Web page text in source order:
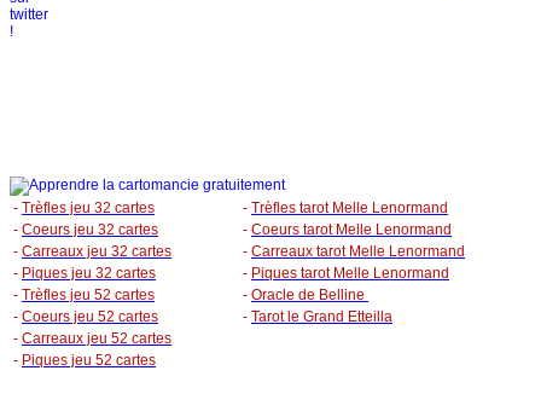
- Trèfles jeu 32 cartes - Trèfles tarot Melle Lenormand
- Coeurs jeu 32 cartes - Coeurs tarot Melle Lenormand
- Carreaux jeu 32 cartes - Carreaux tarot Melle Lenormand
- Piques jeu 32 cartes - Piques tarot Melle Lenormand
- Trèfles jeu 52 cartes - Oracle de Belline
- Coeurs jeu 52 cartes - Tarot le Grand Etteilla
- Carreaux jeu 52 cartes
- Piques jeu 52 cartes